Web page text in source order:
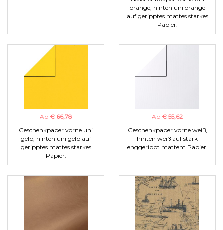
orange, hinten uni orange
auf geripptes mattes starkes
Papier.
Ab € 66,78
Geschenkpaper vorne uni
gelb, hinten uni gelb auf
geripptes mattes starkes
Papier.
Ab € 55,62
Geschenkpaper vorne weiß,
hinten weiß auf stark
enggerippt mattem Papier.